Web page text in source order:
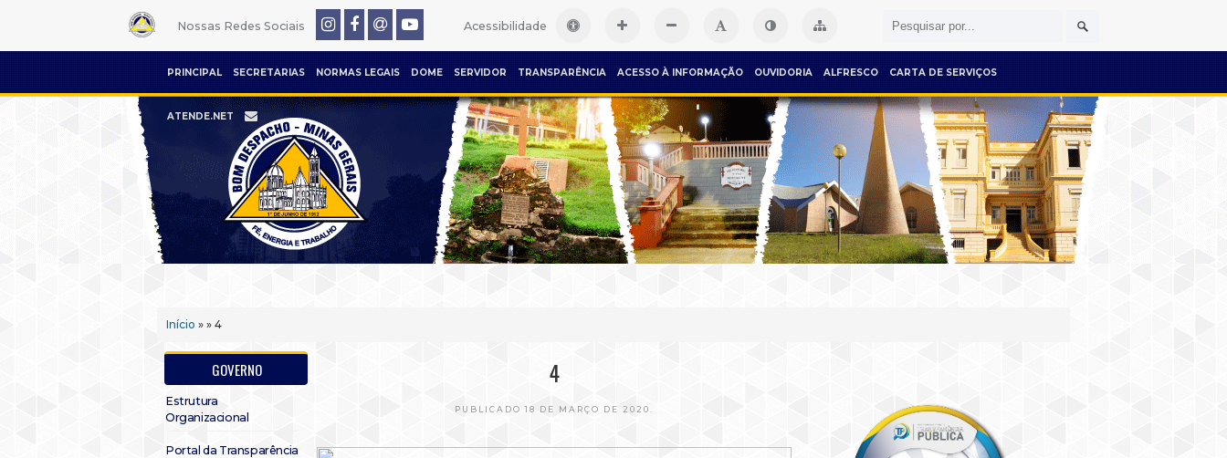
Nossas Redes Sociais Acessibilidade
PRINCIPAL SECRETARIAS NORMAS LEGAIS DOME SERVIDOR TRANSPARÊNCIA ACESSO À INFORMAÇÃO OUVIDORIA ALFRESCO CARTA DE SERVIÇOS
ATENDE.NET
Início » » 4
GOVERNO
Estrutura
Organizacional
Portal da Transparência
4
PUBLICADO 18 DE MARÇO DE 2020.